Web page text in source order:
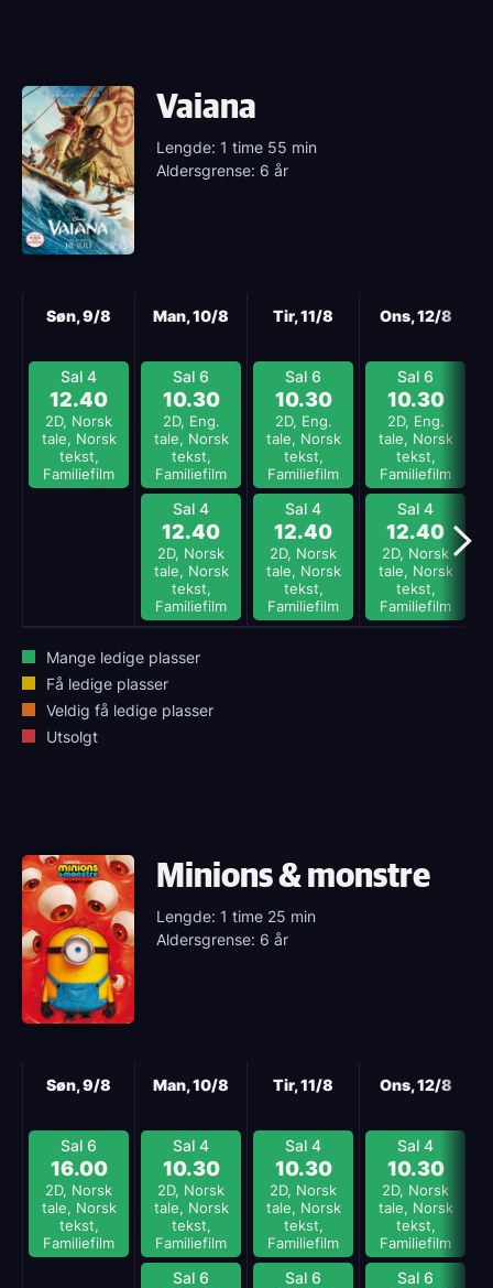
Vaiana
Lengde: 1 time 55 min
Aldersgrense: 6 år
Søn, 9/8
Sal 4
12.40
2D, Norsk
tale, Norsk
tekst,
Familiefilm
Man, 10/8
Sal 6
10.30
2D, Eng.
tale, Norsk
tekst,
Familiefilm
Sal 4
12.40
2D, Norsk
tale, Norsk
tekst,
Familiefilm
Tir, 11/8
Sal 6
10.30
2D, Eng.
tale, Norsk
tekst,
Familiefilm
Sal 4
12.40
2D, Norsk
tale, Norsk
tekst,
Familiefilm
Ons, 12/8
Sal 6
10.30
2D, Eng.
tale, Norsk
tekst,
Familiefilm
Sal 4
12.40
2D, Norsk
tale, Norsk
tekst,
Familiefilm
Mange ledige plasser
Få ledige plasser
Veldig få ledige plasser
Utsolgt
Minions & monstre
Lengde: 1 time 25 min
Aldersgrense: 6 år
Søn, 9/8
Sal 6
16.00
2D, Norsk
tale, Norsk
tekst,
Familiefilm
Man, 10/8
Sal 4
10.30
2D, Norsk
tale, Norsk
tekst,
Familiefilm
Sal 6
Tir, 11/8
Sal 4
10.30
2D, Norsk
tale, Norsk
tekst,
Familiefilm
Sal 6
Ons, 12/8
Sal 4
10.30
2D, Norsk
tale, Norsk
tekst,
Familiefilm
Sal 6